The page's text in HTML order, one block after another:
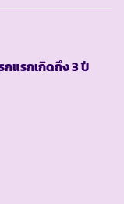
กแรกเกิดถึง3 ปี